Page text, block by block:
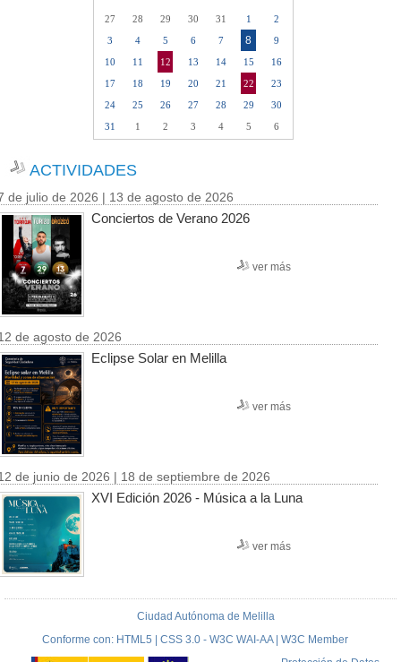
27 28 29 30 31 1
2
3
4 5 6 7 8
9
10
11 12 13 14 15
16
17
18 19 20 21 22
23
24
25 26 27 28 29
30
31
1 2 3 4 5 6
ACTIVIDADES
de julio de 2026 | 13 de agosto de 2026
Conciertos de Verano 2026
ver más
de agosto de 2026
Eclipse Solar en Melilla
ver más
de junio de 2026 | 18 de septiembre de 2026
XVI Edición 2026 - Música a la Luna
ver más
Ciudad Autónoma de Melilla
Conforme con: HTML5 | CSS 3.0 - W3C WAI-AA | W3C Member